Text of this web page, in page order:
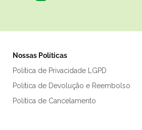
Nossas Políticas
Política de Privacidade LGPD
Política de Devolução e Reembolso
Política de Cancelamento